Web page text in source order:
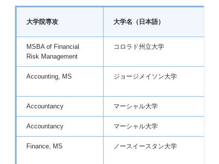
大学院専攻 大学名（日本語）
MSBA of Financial
Risk Management
コロラド州立大学
Accounting, MS ジョージメイソン大学
Accountancy マーシャル大学
Accountancy マーシャル大学
Finance, MS ノースイースタン大学